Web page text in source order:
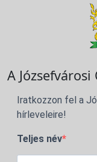
A
Iratkozzon fel a
hírleveleire!
Teljes név